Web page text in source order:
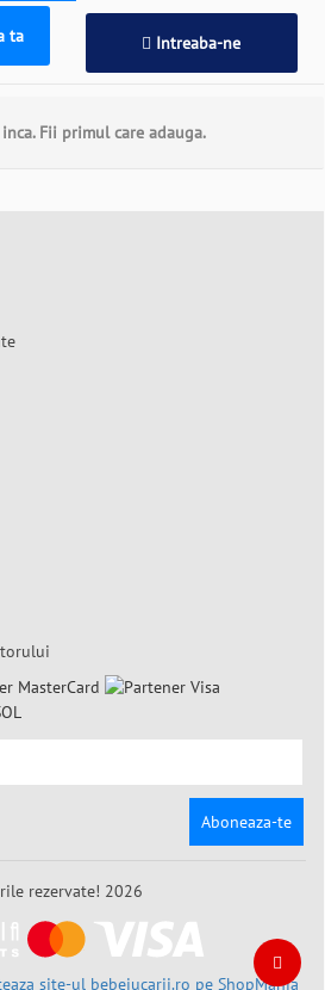
ta Intreaba-ne
Fii primul care adauga.
Aboneaza-te
rezervate! 2026